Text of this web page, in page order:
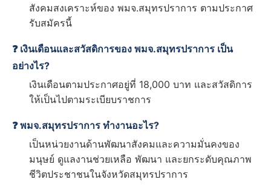
สังคมสงเคราะห์ของ พมจ.สมุทรปราการ ตามประกาศ
รับสมัครนี้
❓ เงินเดือนและสวัสดิการของ พมจ.สมุทรปราการ เป็น
อย่างไร?
เงินเดือนตามประกาศอยู่ที่ 18,000 บาท และสวัสดิการ
ให้เป็นไปตามระเบียบราชการ
❓ พมจ.สมุทรปราการ ทำงานอะไร?
เป็นหน่วยงานด้านพัฒนาสังคมและความมั่นคงของ
มนุษย์ ดูแลงานช่วยเหลือ พัฒนา และยกระดับคุณภาพ
ชีวิตประชาชนในจังหวัดสมุทรปราการ